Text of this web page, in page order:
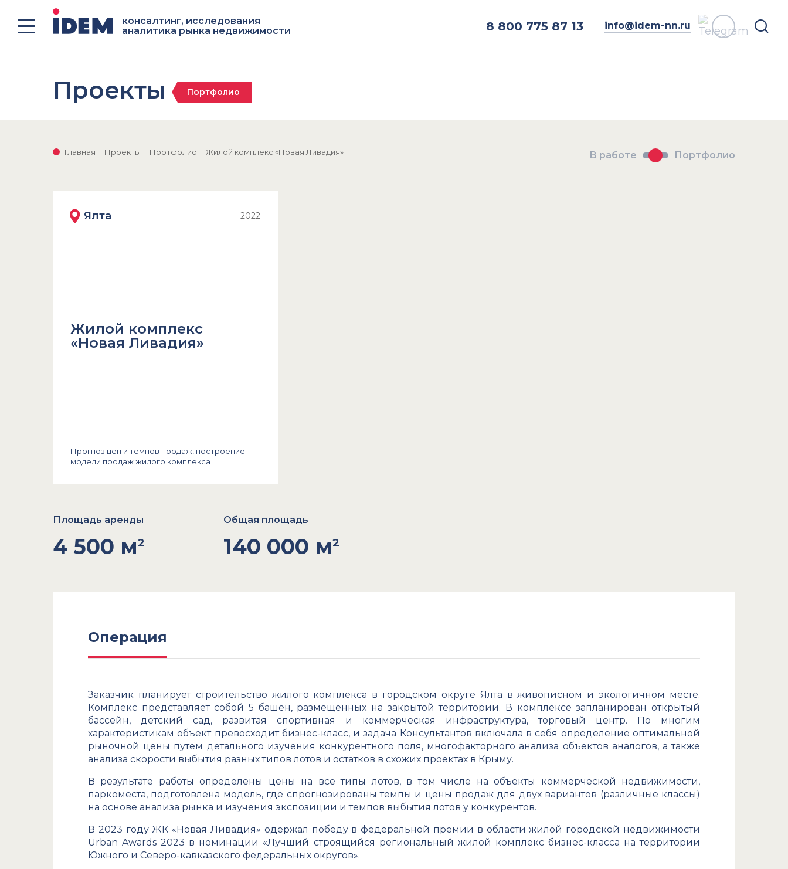
консалтинг, исследования
аналитика рынка недвижимости
8 800 775 87 13 info@idem-nn.ru
Проекты Портфолио
Главная Проекты Портфолио Жилой комплекс «Новая Ливадия» В работе Портфолио
Ялта 2022
Жилой комплекс
«Новая Ливадия»
Прогноз цен и темпов продаж, построение
модели продаж жилого комплекса
Площадь аренды
4 500 м2
Общая площадь
140 000 м2
Операция
Заказчик планирует строительство жилого комплекса в городском округе Ялта в живописном и экологичном месте.
Комплекс представляет собой 5 башен, размещенных на закрытой территории. В комплексе запланирован открытый
бассейн, детский сад, развитая спортивная и коммерческая инфраструктура, торговый центр. По многим
характеристикам объект превосходит бизнес-класс, и задача Консультантов включала в себя определение оптимальной
рыночной цены путем детального изучения конкурентного поля, многофакторного анализа объектов аналогов, а также
анализа скорости выбытия разных типов лотов и остатков в схожих проектах в Крыму.
В результате работы определены цены на все типы лотов, в том числе на объекты коммерческой недвижимости,
паркоместа, подготовлена модель, где спрогнозированы темпы и цены продаж для двух вариантов (различные классы)
на основе анализа рынка и изучения экспозиции и темпов выбытия лотов у конкурентов.
В 2023 году ЖК «Новая Ливадия» одержал победу в федеральной премии в области жилой городской недвижимости
Urban Awards 2023 в номинации «Лучший строящийся региональный жилой комплекс бизнес-класса на территории
Южного и Северо-кавказского федеральных округов».